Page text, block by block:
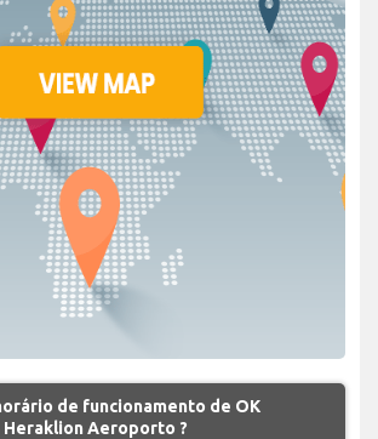
de funcionamento de OK
Heraklion Aeroporto ?